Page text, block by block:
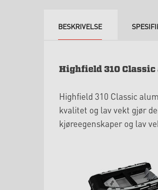
BESKRIVELSE
Highfield 310
Highfield 310 Classic
kvalitet og lav vekt gjør
kjøreegenskaper og lav